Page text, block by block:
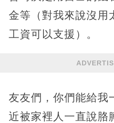
金等（對我來說沒用
工資可以支援）。
友友們，你們能給我
近被家裡人一直說胳